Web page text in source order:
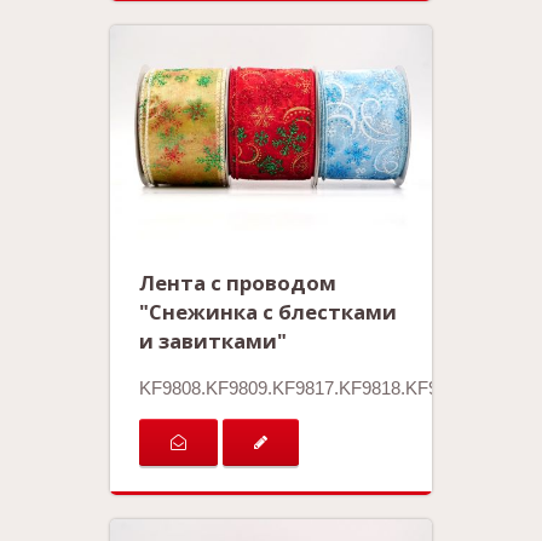
Лента с проводом
"Снежинка с блестками
и завитками"
KF9808.KF9809.KF9817.KF9818.KF9819.KF9820